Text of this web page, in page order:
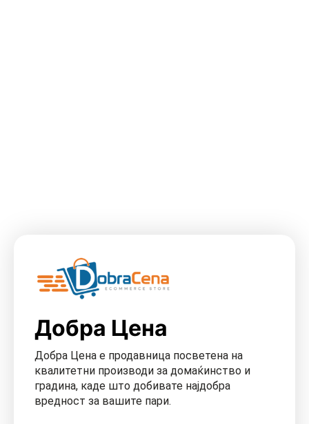
Добра Цена
Добра Цена е продавница посветена на
квалитетни производи за домаќинство и
градина, каде што добивате најдобра
вредност за вашите пари.